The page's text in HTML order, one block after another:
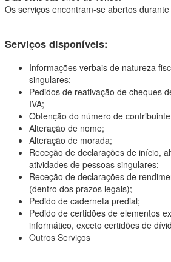
Os serviços encontram-se abertos
Serviços disponíveis:
Informações verbais de natureza
singulares;
Pedidos de reativação de cheques
IVA;
Obtenção do número de
Alteração de nome;
Alteração de morada;
Receção de declarações de início,
atividades de pessoas singulares;
Receção de declarações de
(dentro dos prazos legais);
Pedido de caderneta predial;
Pedido de certidões de elementos
informático, exceto certidões de
Outros Serviços